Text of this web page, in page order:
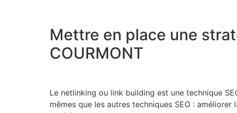
Mettre en place une
COURMONT
Le netlinking ou link building est une technique
mêmes que les autres techniques SEO :